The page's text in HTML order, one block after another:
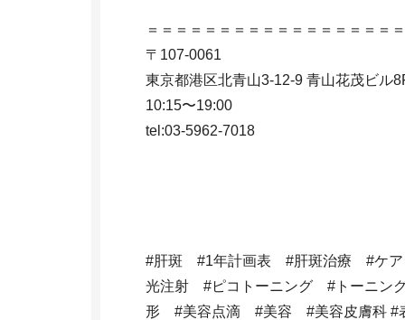
＝＝＝＝＝＝＝＝＝＝＝＝＝＝＝＝＝
〒107-0061
東京都港区北青山3-12-9 青山花茂ビル
10:15〜19:00
tel:03-5962-7018
#肝斑 #1年計画表 #肝斑治療 #ケ
光注射 #ピコトーニング #トーニ
形 #美容点滴 #美容 #美容皮膚科 #